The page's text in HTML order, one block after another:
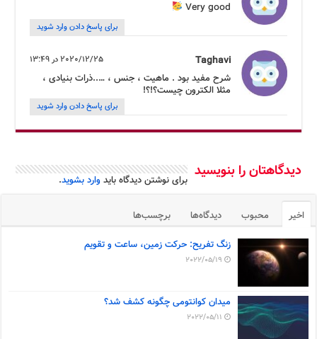
Very good
برای پاسخ دادن وارد شوید
Taghavi 2020/12/25 در 13:49
شرح مفید بود . ماهیت ، جنس ، …..ذرات بنیادی ،
مثلا الکترون چیست؟!؟!
برای پاسخ دادن وارد شوید
دیدگاهتان را بنویسید برای نوشتن دیدگاه بایدوارد بشوید.
اخیر محبوب دیدگاه‌ها برچسب‌ها
زنگ تفریح: حرکت زمین، ساعت و تقویم
2022/05/19
میدان کوانتومی چگونه کشف شد؟
2022/05/11